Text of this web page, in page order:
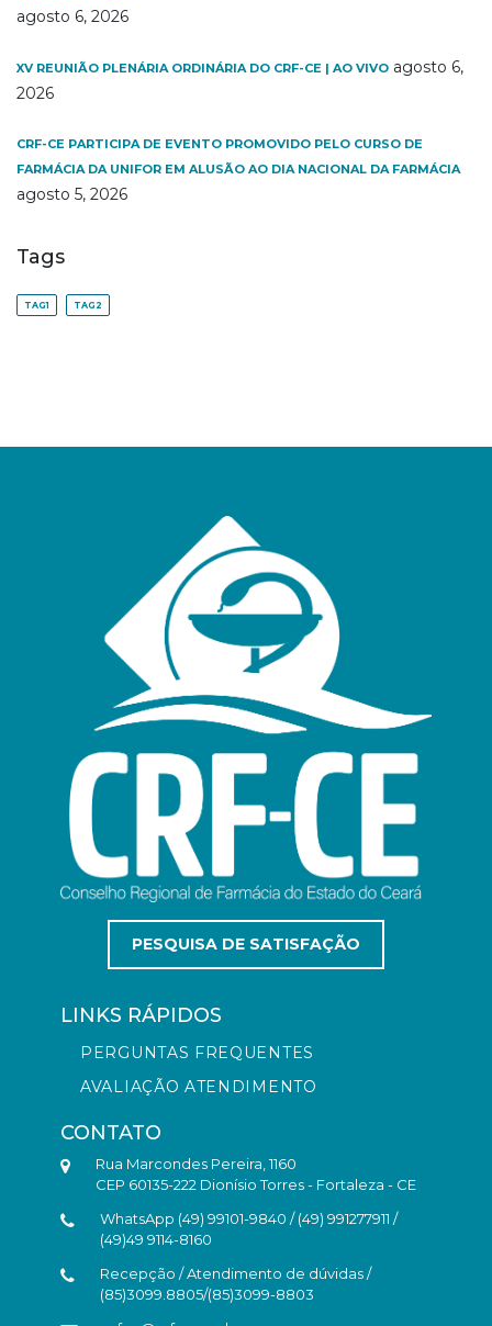
agosto 6, 2026
XV REUNIÃO PLENÁRIA ORDINÁRIA DO CRF-CE | AO VIVO agosto 6,
2026
CRF-CE PARTICIPA DE EVENTO PROMOVIDO PELO CURSO DE
FARMÁCIA DA UNIFOR EM ALUSÃO AO DIA NACIONAL DA FARMÁCIA
agosto 5, 2026
Tags
TAG1 TAG2
PESQUISA DE SATISFAÇÃO
LINKS RÁPIDOS
PERGUNTAS FREQUENTES
AVALIAÇÃO ATENDIMENTO
CONTATO
Rua Marcondes Pereira, 1160
CEP 60135-222 Dionísio Torres - Fortaleza - CE
WhatsApp (49) 99101-9840 / (49) 991277911 /
(49)49 9114-8160
Recepção / Atendimento de dúvidas /
(85)3099.8805/(85)3099-8803